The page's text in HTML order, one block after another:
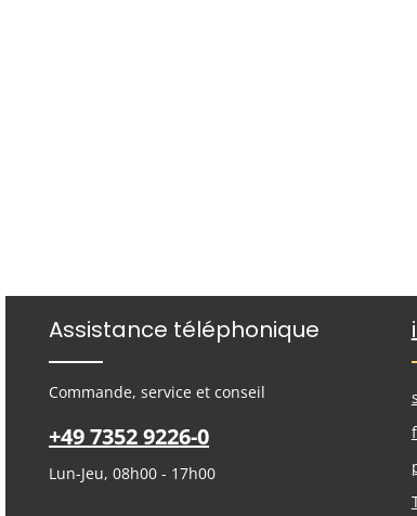
Assistance téléphonique
Commande, service et conseil
+49 7352 9226-0
Lun-Jeu, 08h00 - 17h00